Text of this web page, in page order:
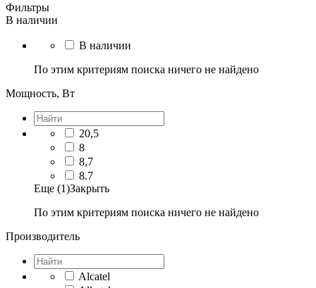
Фильтры
В наличии
В наличии
По этим критериям поиска ничего не найдено
Мощность, Вт
20,5
8
8,7
8.7
Еще (1)Закрыть
По этим критериям поиска ничего не найдено
Производитель
Alcatel